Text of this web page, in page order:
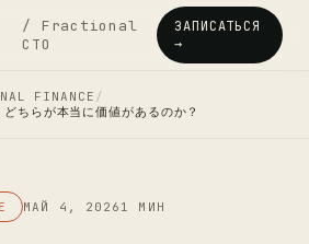
/ Fractional
CTO
ЗАПИСАТЬСЯ
→
FINANCE /
ちらが本当に価値があるのか？
МАЙ 4, 2026 1 МИН